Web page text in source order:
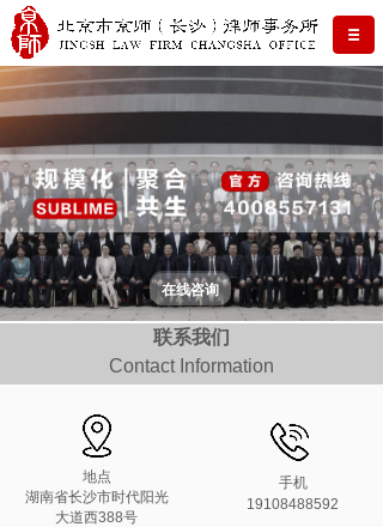
在线咨询
地点
湖南省长沙市时代阳光
大道西388号
联系我们
Contact Information
手机
19108488592